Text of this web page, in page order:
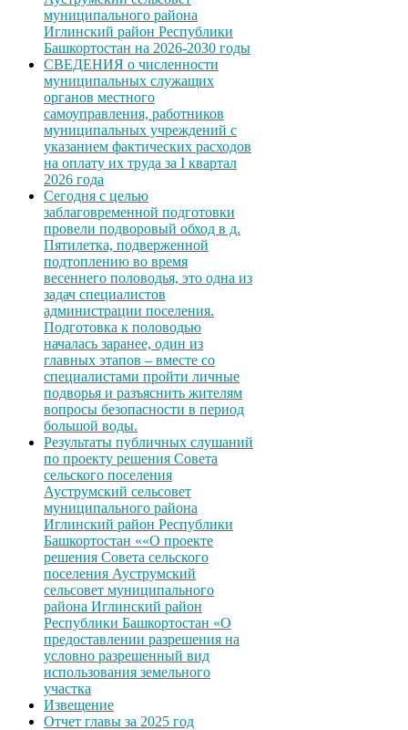
муниципального района
Иглинский район Республики
Башкортостан на 2026-2030 годы
СВЕДЕНИЯ о численности
муниципальных служащих
органов местного
самоуправления, работников
муниципальных учреждений с
указанием фактических расходов
на оплату их труда за I квартал
2026 года
Сегодня с целью
заблаговременной подготовки
провели подворовый обход в д.
Пятилетка, подверженной
подтоплению во время
весеннего половодья, это одна из
задач специалистов
администрации поселения.
Подготовка к половодью
началась заранее, один из
главных этапов – вместе со
специалистами пройти личные
подворья и разъяснить жителям
вопросы безопасности в период
большой воды.
Результаты публичных слушаний
по проекту решения Совета
сельского поселения
Ауструмский сельсовет
муниципального района
Иглинский район Республики
Башкортостан ««О проекте
решения Совета сельского
поселения Ауструмский
сельсовет муниципального
района Иглинский район
Республики Башкортостан «О
предоставлении разрешения на
условно разрешенный вид
использования земельного
участка
Извещение
Отчет главы за 2025 год